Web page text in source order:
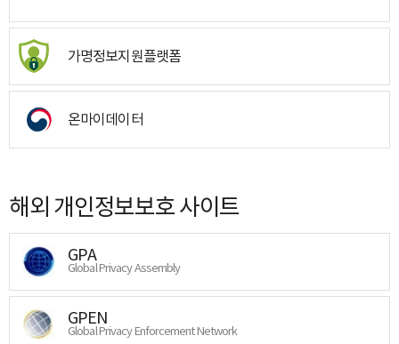
가명정보지원플랫폼
온마이데이터
해외 개인정보보호 사이트
GPA
Global Privacy Assembly
GPEN
Global Privacy Enforcement Network